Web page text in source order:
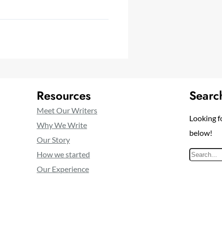
Resources
Meet Our Writers
Why We Write
Our Story
How we started
Our Experience
Looking
below!
S